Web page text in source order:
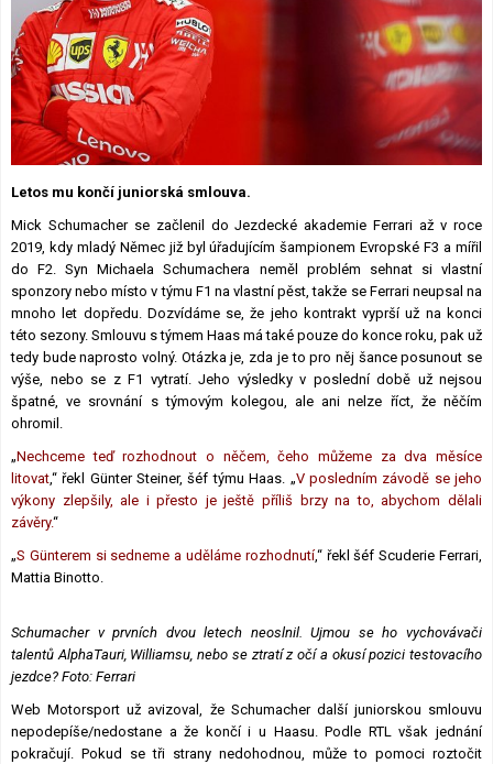
Výsledky F1
Týmy a jezdci F1
Okruhy F1
Letos mu končí juniorská smlouva.
Mick Schumacher se začlenil do Jezdecké akademie Ferrari až v roce
2019, kdy mladý Němec již byl úřadujícím šampionem Evropské F3 a mířil
do F2. Syn Michaela Schumachera neměl problém sehnat si vlastní
sponzory nebo místo v týmu F1 na vlastní pěst, takže se Ferrari neupsal na
mnoho let dopředu. Dozvídáme se, že jeho kontrakt vyprší už na konci
této sezony. Smlouvu s týmem Haas má také pouze do konce roku, pak už
tedy bude naprosto volný. Otázka je, zda je to pro něj šance posunout se
výše, nebo se z F1 vytratí. Jeho výsledky v poslední době už nejsou
špatné, ve srovnání s týmovým kolegou, ale ani nelze říct, že něčím
ohromil.
„Nechceme teď rozhodnout o něčem, čeho můžeme za dva měsíce
litovat,“ řekl Günter Steiner, šéf týmu Haas. „V posledním závodě se jeho
výkony zlepšily, ale i přesto je ještě příliš brzy na to, abychom dělali
závěry.“
„S Günterem si sedneme a uděláme rozhodnutí,“ řekl šéf Scuderie Ferrari,
Mattia Binotto.
Schumacher v prvních dvou letech neoslnil. Ujmou se ho vychovávači
talentů AlphaTauri, Williamsu, nebo se ztratí z očí a okusí pozici testovacího
jezdce? Foto: Ferrari
Web Motorsport už avizoval, že Schumacher další juniorskou smlouvu
nepodepíše/nedostane a že končí i u Haasu. Podle RTL však jednání
pokračují. Pokud se tři strany nedohodnou, může to pomoci roztočit